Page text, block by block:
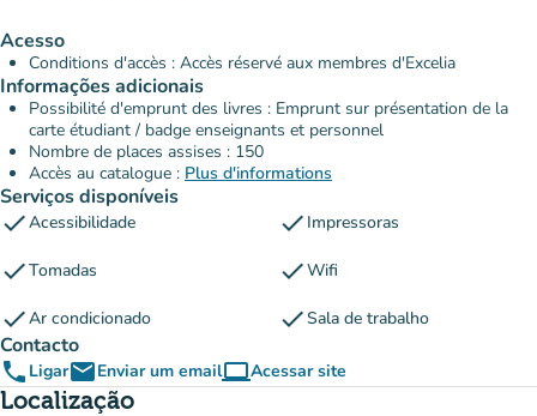
Acesso
Conditions d'accès : Accès réservé aux membres d'Excelia
Informações adicionais
Possibilité d'emprunt des livres : Emprunt sur présentation de la
carte étudiant / badge enseignants et personnel
Nombre de places assises : 150
Accès au catalogue : Plus d'informations
Serviços disponíveis
checkAcessibilidade check Impressoras
checkTomadas checkWifi
checkAr condicionado checkSala de trabalho
Contacto
phone LigaremailEnviar um emailcomputerAcessar site
(novo separador)
Localização